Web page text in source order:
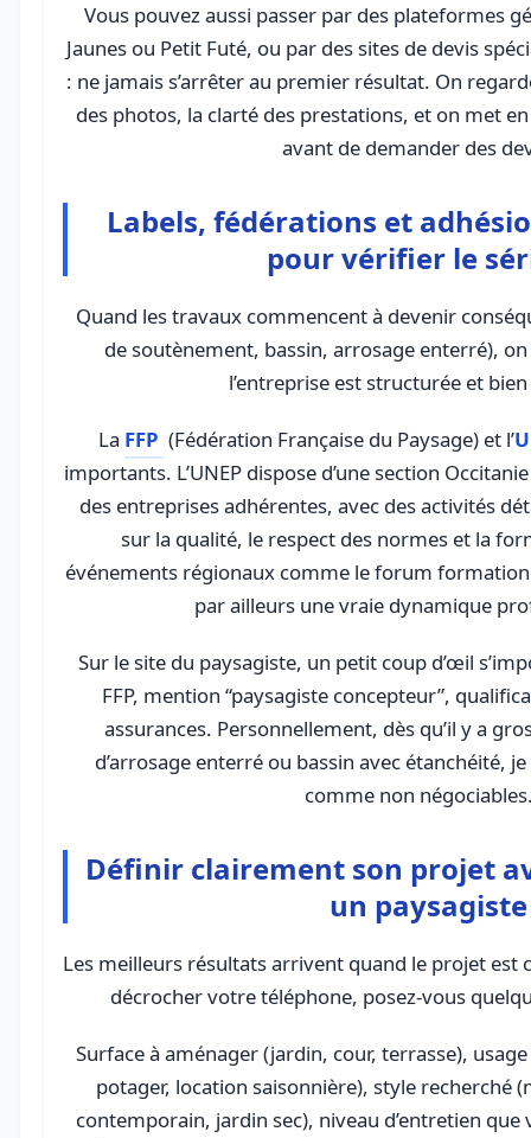
Vous pouvez aussi passer par des plateformes
Jaunes ou Petit Futé, ou par des sites de devis
: ne jamais s’arrêter au premier résultat. On
des photos, la clarté des prestations, et on met
avant de demander des
Labels, fédérations et
pour vérifier le
Quand les travaux commencent à devenir
de soutènement, bassin, arrosage enterré),
l’entreprise est structurée et
La FFP (Fédération Française du Paysage) et l’
importants. L’UNEP dispose d’une section
des entreprises adhérentes, avec des activités
sur la qualité, le respect des normes et la
événements régionaux comme le forum
par ailleurs une vraie dynamique
Sur le site du paysagiste, un petit coup d’œil
FFP, mention “paysagiste concepteur”,
assurances. Personnellement, dès qu’il y a
d’arrosage enterré ou bassin avec étanchéité,
comme non
Définir clairement son projet
un paysagiste
Les meilleurs résultats arrivent quand le projet est
décrocher votre téléphone, posez-vous
Surface à aménager (jardin, cour, terrasse),
potager, location saisonnière), style recherché
contemporain, jardin sec), niveau d’entretien